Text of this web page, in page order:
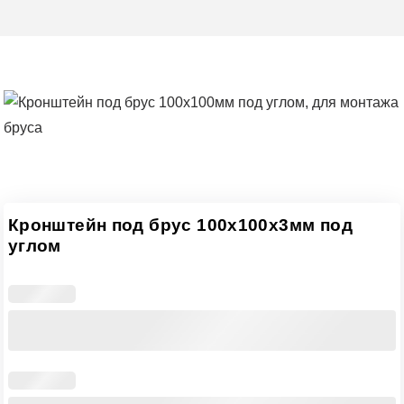
Кронштейн под брус 100х100х3мм под
углом